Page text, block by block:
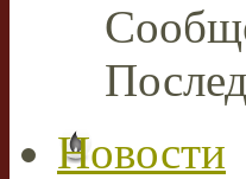
Новости